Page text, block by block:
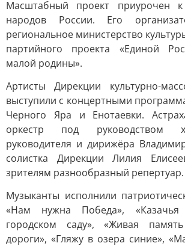
Масштабный проект приурочен к
народов России. Его
региональное министерство
партийного проекта «Единой
малой родины».
Артисты Дирекции культурно-
выступили с концертными
Черного Яра и Енотаевки.
оркестр под руководством
руководителя и дирижёра
солистка Дирекции Лилия
зрителям разнообразный репертуар.
Музыканты исполнили
«Нам нужна Победа», «Казачья
городском саду», «Живая
дороги», «Гляжу в озера синие»,